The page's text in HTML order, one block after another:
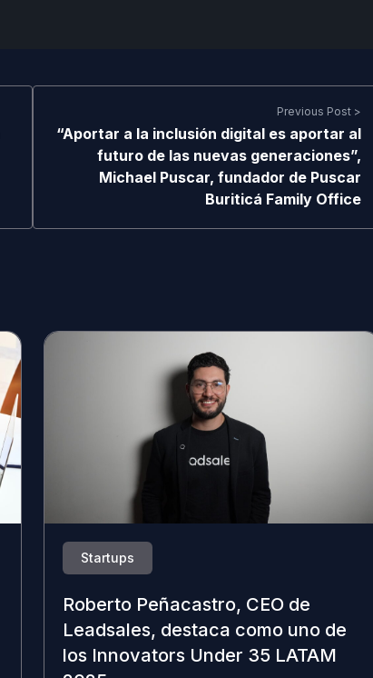
Previous Post >
“Aportar a la inclusión digital es aportar al
futuro de las nuevas generaciones”,
Michael Puscar, fundador de Puscar
Buriticá Family Office
Startups
Roberto Peñacastro, CEO de
Leadsales, destaca como uno de
los Innovators Under 35 LATAM